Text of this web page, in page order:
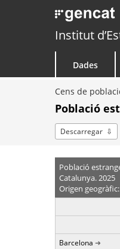
Institut
Dades
Cens de
Població
Descarregar
Població
Catalunya. 2025
Origen
Barcelona